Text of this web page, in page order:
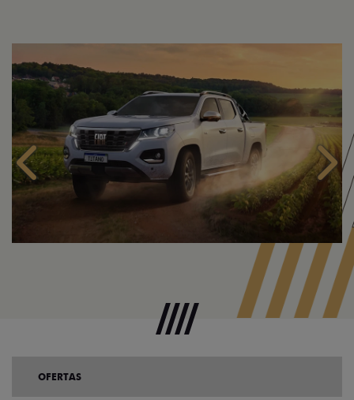
Anterior
OFERTAS